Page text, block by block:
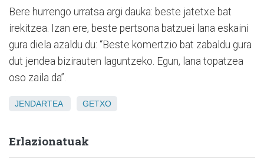
Bere hurrengo urratsa argi dauka: beste jatetxe bat
irekitzea. Izan ere, beste pertsona batzuei lana eskaini
gura diela azaldu du: “Beste komertzio bat zabaldu gura
dut jendea bizirauten laguntzeko. Egun, lana topatzea
oso zaila da”.
JENDARTEA GETXO
Erlazionatuak